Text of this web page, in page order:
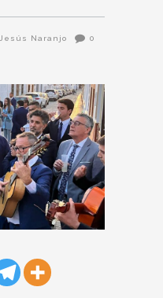
Jesús Naranjo 0